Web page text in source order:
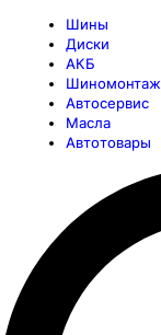
Шины
Диски
АКБ
Шиномонтаж
Автосервис
Масла
Автотовары